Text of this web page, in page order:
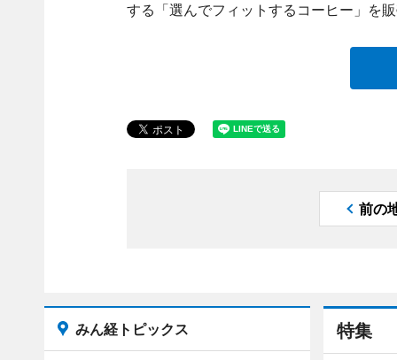
する「選んでフィットするコーヒー」を
前の
特集
みん経トピックス